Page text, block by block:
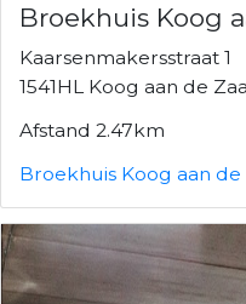
Broekhuis Koog
Kaarsenmakersstraat 1
1541HL Koog aan de
Afstand 2.47km
Broekhuis Koog aan